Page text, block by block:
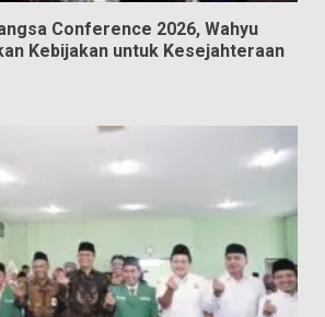
Conference 2026, Wahyu
Kebijakan untuk Kesejahteraan